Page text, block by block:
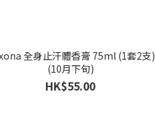
全身止汗體香膏 75ml (1套2支)
(10月下旬)
HK$55.00